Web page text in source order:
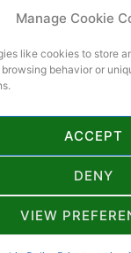
Manage Cookie
like cookies to store
behavior or
ACCEPT
DENY
VIEW